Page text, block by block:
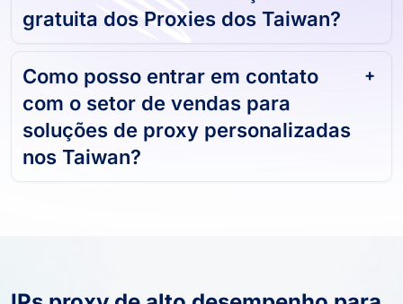
Posso obter uma avaliação
gratuita dos Proxies dos Taiwan?
Como posso entrar em contato
com o setor de vendas para
soluções de proxy personalizadas